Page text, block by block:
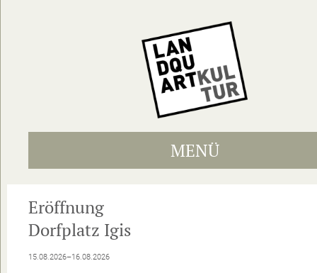
MENÜ
Eröffnung
Dorfplatz Igis
15.08.2026–16.08.2026